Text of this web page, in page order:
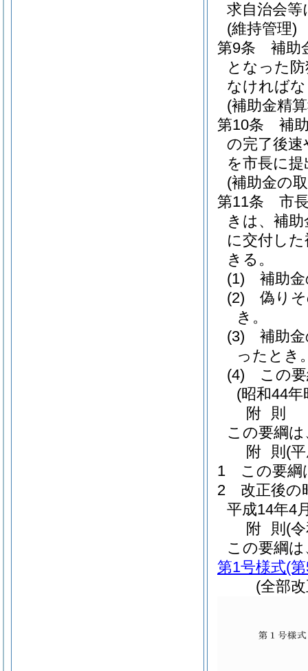
求自治会
(維持管理)
第9条
補助
となった
なければ
(補助金精
第10条
補
の完了後速
を市長に
(補助金の
第11条
市
きは、補
に交付し
きる。
(1)
補助
(2)
偽り
き。
(3)
補助
ったとき
(4)
この
(昭和44
附 則
この要綱
附 則 (
1
この要綱
2
改正後の
平成14年4
附 則 (
この要綱
第1号様式(
(全部